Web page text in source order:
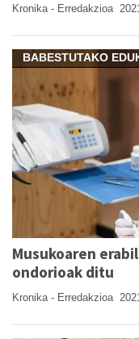
Kronika - Erredakzioa
BABESTUTAKO
Musukoaren
ondorioak ditu
Kronika - Erredakzioa